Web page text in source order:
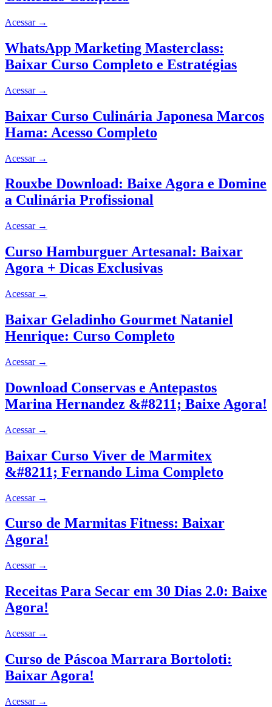
Acessar →
WhatsApp Marketing Masterclass:
Baixar Curso Completo e Estratégias
Acessar →
Baixar Curso Culinária Japonesa Marcos
Hama: Acesso Completo
Acessar →
Rouxbe Download: Baixe Agora e Domine
a Culinária Profissional
Acessar →
Curso Hamburguer Artesanal: Baixar
Agora + Dicas Exclusivas
Acessar →
Baixar Geladinho Gourmet Nataniel
Henrique: Curso Completo
Acessar →
Download Conservas e Antepastos
Marina Hernandez &#8211; Baixe Agora!
Acessar →
Baixar Curso Viver de Marmitex
&#8211; Fernando Lima Completo
Acessar →
Curso de Marmitas Fitness: Baixar
Agora!
Acessar →
Receitas Para Secar em 30 Dias 2.0: Baixe
Agora!
Acessar →
Curso de Páscoa Marrara Bortoloti:
Baixar Agora!
Acessar →